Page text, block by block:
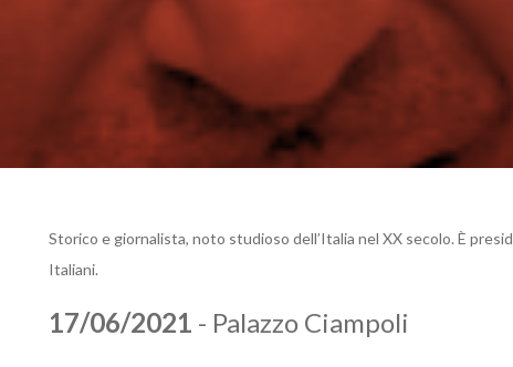
Storico e giornalista, noto studioso dell’Italia nel XX secolo. È
Italiani.
17/06/2021 - Palazzo Ciampoli